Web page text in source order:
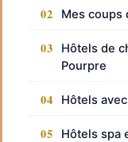
Mes coups
Hôtels de
Pourpre
Hôtels
Hôtels spa